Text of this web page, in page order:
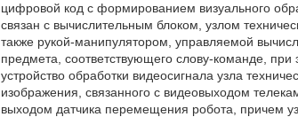
цифровой код с формированием визуального
связан с вычислительным блоком, узлом
также рукой-манипулятором, управляемой
предмета, соответствующего слову-команде,
устройство обработки видеосигнала узла
изображения, связанного с видеовыходом
выходом датчика перемещения робота, причем